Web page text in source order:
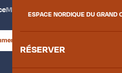
ESPACE NORDIQUE DU GRAND
RÉSERVER
Maurienne
venir ?